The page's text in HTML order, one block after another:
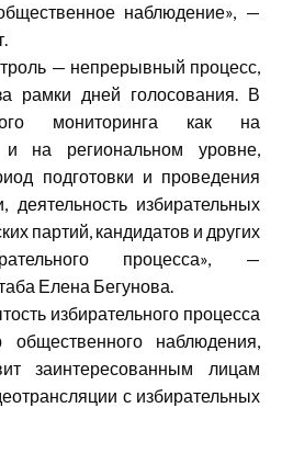
наблюдение», —
— непрерывный процесс,
рамки дней голосования. В
мониторинга как на
на региональном уровне,
подготовки и проведения
деятельность избирательных
партий, кандидатов и других
процесса», —
Елена Бегунова.
избирательного процесса
общественного наблюдения,
заинтересованным лицам
с избирательных